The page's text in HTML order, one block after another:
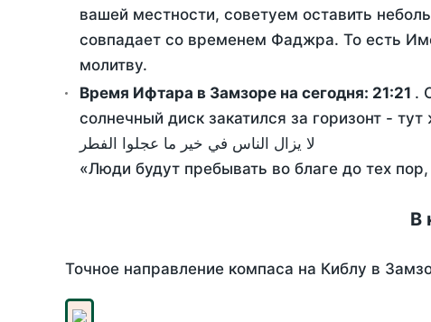
вашей местности, советуем оставить
совпадает со временем Фаджра. То есть
молитву.
Время Ифтара в Замзоре на сегодня: 21:21 .
солнечный диск закатился за горизонт -
لا يزال الناس في خير ما عجلوا الفطر
«Люди будут пребывать во благе до тех
В
Точное направление компаса на Киблу в